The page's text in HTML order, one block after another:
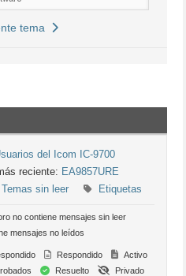
tema
del Icom IC-9700
reciente: EA9857URE
Temas sin leer Etiquetas
no contiene mensajes sin leer
mensajes no leídos
Respondido
Activo
Resuelto
Privado